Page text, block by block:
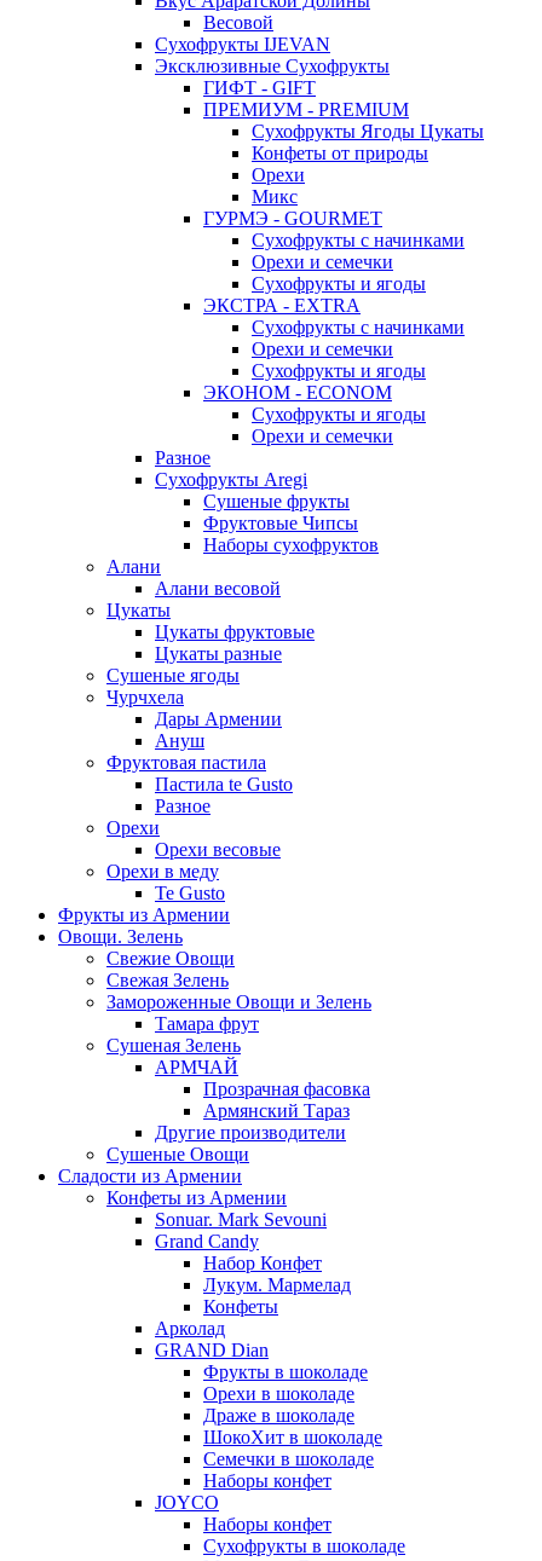
Весовой
Сухофрукты IJEVAN
Эксклюзивные Сухофрукты
ГИФТ - GIFT
ПРЕМИУМ - PREMIUM
Сухофрукты Ягоды Цукаты
Конфеты от природы
Орехи
Микс
ГУРМЭ - GOURMET
Сухофрукты с начинками
Орехи и семечки
Сухофрукты и ягоды
ЭКСТРА - EXTRA
Сухофрукты с начинками
Орехи и семечки
Сухофрукты и ягоды
ЭКОНОМ - ECONOM
Сухофрукты и ягоды
Орехи и семечки
Разное
Сухофрукты Aregi
Сушеные фрукты
Фруктовые Чипсы
Наборы сухофруктов
Алани
Алани весовой
Цукаты
Цукаты фруктовые
Цукаты разные
Сушеные ягоды
Чурчхела
Дары Армении
Ануш
Фруктовая пастила
Пастила te Gusto
Разное
Орехи
Орехи весовые
Орехи в меду
Te Gusto
Фрукты из Армении
Овощи. Зелень
Свежие Овощи
Свежая Зелень
Замороженные Овощи и Зелень
Тамара фрут
Сушеная Зелень
АРМЧАЙ
Прозрачная фасовка
Армянский Тараз
Другие производители
Сушеные Овощи
Сладости из Армении
Конфеты из Армении
Sonuar. Mark Sevouni
Grand Candy
Набор Конфет
Лукум. Мармелад
Конфеты
Арколад
GRAND Dian
Фрукты в шоколаде
Орехи в шоколаде
Драже в шоколаде
ШокоХит в шоколаде
Семечки в шоколаде
Наборы конфет
JOYCO
Наборы конфет
Сухофрукты в шоколаде